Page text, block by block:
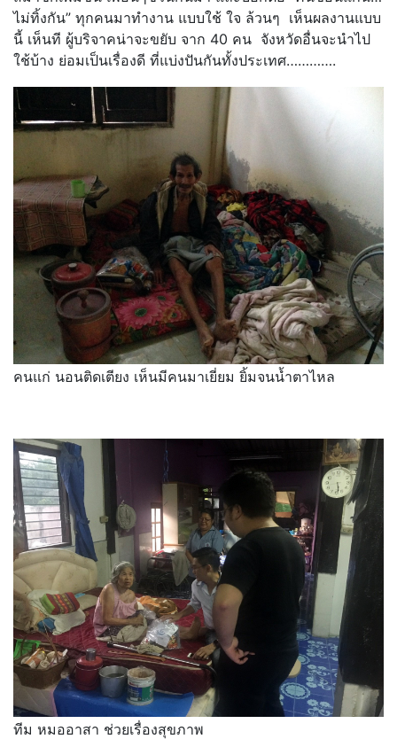
ไม่ทิ้งกัน” ทุกคนมาทำงาน แบบใช้ ใจ ล้วนๆ เห็นผลงานแบบ
นี้ เห็นที ผู้บริจาคน่าจะขยับ จาก 40 คน จังหวัดอื่นจะนำไป
ใช้บ้าง ย่อมเป็นเรื่องดี ที่แบ่งปันกันทั้งประเทศ………….
คนแก่ นอนติดเตียง เห็นมีคนมาเยี่ยม ยิ้มจนน้ำตาไหล
ทีม หมออาสา ช่วยเรื่องสุขภาพ